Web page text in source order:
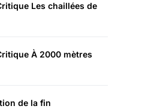
Les chaillées de
À 2000 mètres
de la fin